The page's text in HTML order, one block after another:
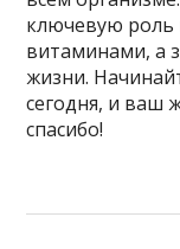
ключевую роль
витаминами, а
жизни.
сегодня, и ваш
спасибо!